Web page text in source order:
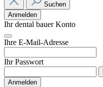
Suchen
Anmelden
Ihr dental bauer Konto
Ihre E-Mail-Adresse
Ihr Passwort
Anmelden